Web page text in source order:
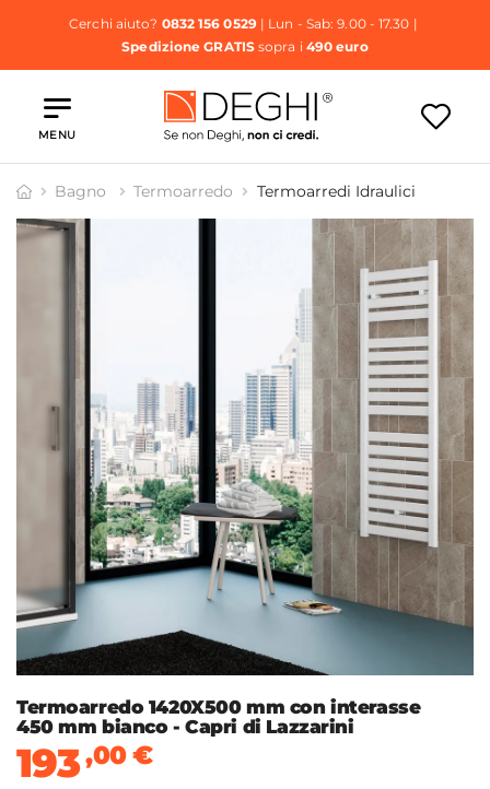
Cerchi aiuto? 0832 156 0529| Lun - Sab: 9.00 - 17.30 |
Spedizione GRATISsopra i 490 euro
MENU
Bagno Termoarredo Termoarredi Idraulici
Termoarredo 1420X500 mm con interasse
450 mm bianco - Capri di Lazzarini
193,00€